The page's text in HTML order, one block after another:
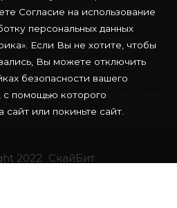
2022 СкайБит
Согласие на использование
персональных данных
Если Вы не хотите, чтобы
Вы можете отключить
безопасности вашего
с помощью которого
сайт или покиньте сайт.